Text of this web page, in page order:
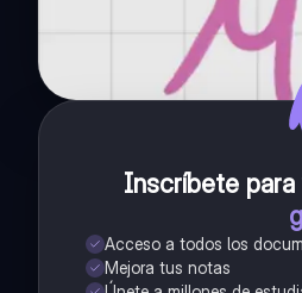
Inscríbete
Acceso a todos los
Mejora tus notas